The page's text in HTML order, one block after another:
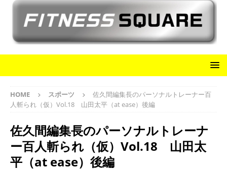
HOME スポーツ
佐久間編集長のパーソナルトレーナー百
人斬られ（仮）Vol.18 山田太平（at ease）後編
佐久間編集長のパーソナルトレーナ
ー百人斬られ（仮）Vol.18 山田太
平（at ease）後編